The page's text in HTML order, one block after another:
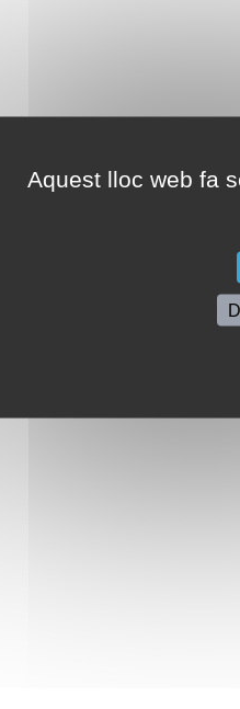
Aquest lloc web fa